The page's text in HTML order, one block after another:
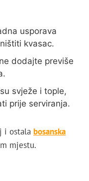
usporava
kvasac.
dodajte previše
svježe i tople,
prije serviranja.
i ostala bosanska
mjestu.